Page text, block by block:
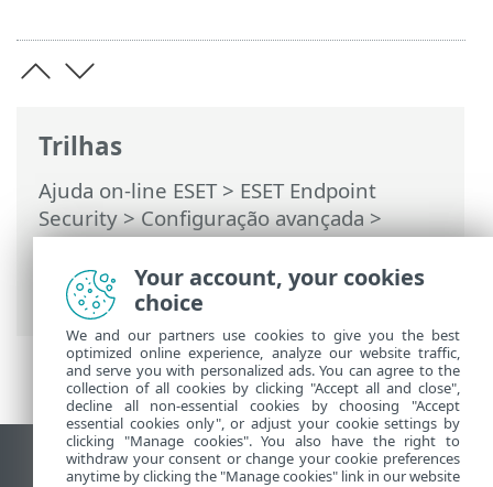
Trilhas
Ajuda on-line ESET> ESET Endpoint
Security>Configuração avançada>
Notificações>Alertas interativos>
Permitir continuar em um navegador
padrão
Ver site para desktop
Your account, your cookies
choice
We and our partners use cookies to give you the best
optimized online experience, analyze our website traffic,
and serve you with personalized ads. You can agree to the
collection of all cookies by clicking "Accept all and close",
decline all non-essential cookies by choosing "Accept
essential cookies only", or adjust your cookie settings by
clicking "Manage cookies". You also have the right to
withdraw your consent or change your cookie preferences
anytime by clicking the "Manage cookies" link in our website